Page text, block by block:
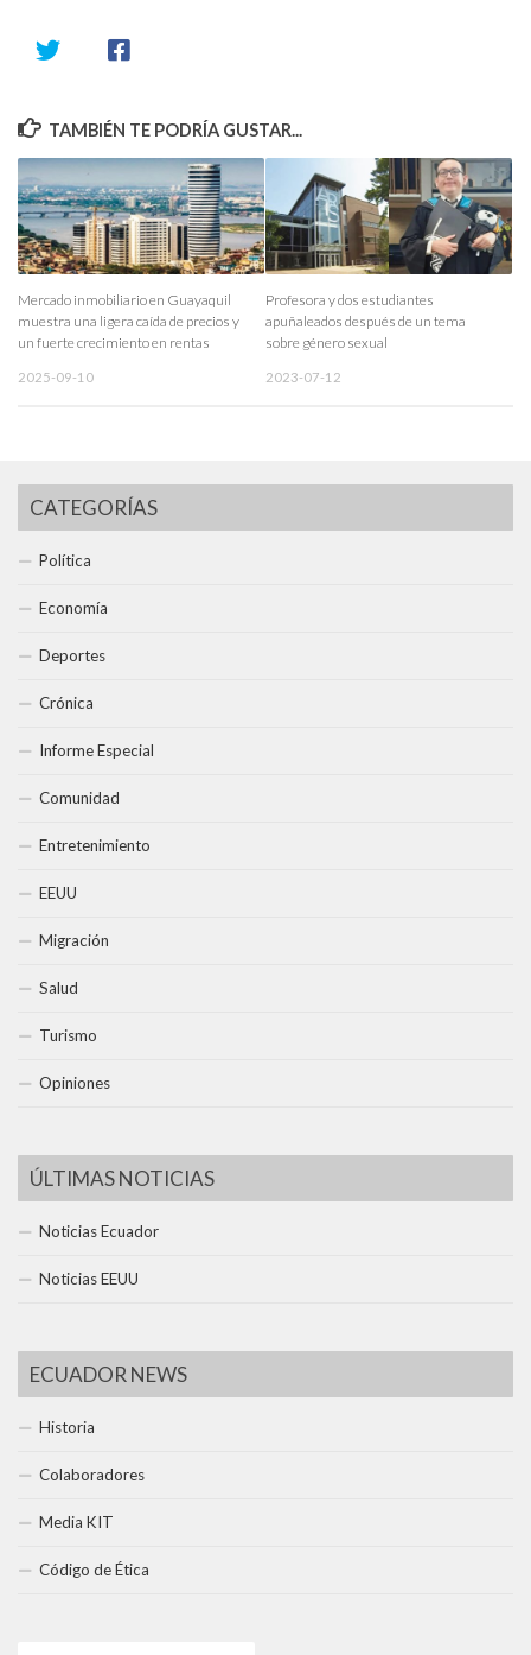
TAMBIÉN TE PODRÍA GUSTAR...
Mercado inmobiliario en Guayaquil
muestra una ligera caída de precios y
un fuerte crecimiento en rentas
2025-09-10
Profesora y dos estudiantes
apuñaleados después de un tema
sobre género sexual
2023-07-12
CATEGORÍAS
Política
Economía
Deportes
Crónica
Informe Especial
Comunidad
Entretenimiento
EEUU
Migración
Salud
Turismo
Opiniones
ÚLTIMAS NOTICIAS
Noticias Ecuador
Noticias EEUU
ECUADOR NEWS
Historia
Colaboradores
Media KIT
Código de Ética